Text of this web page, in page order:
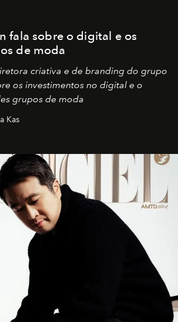
fala sobre o digital e os
de moda
criativa e de branding do grupo
os investimentos no digital e o
grupos de moda
Kas